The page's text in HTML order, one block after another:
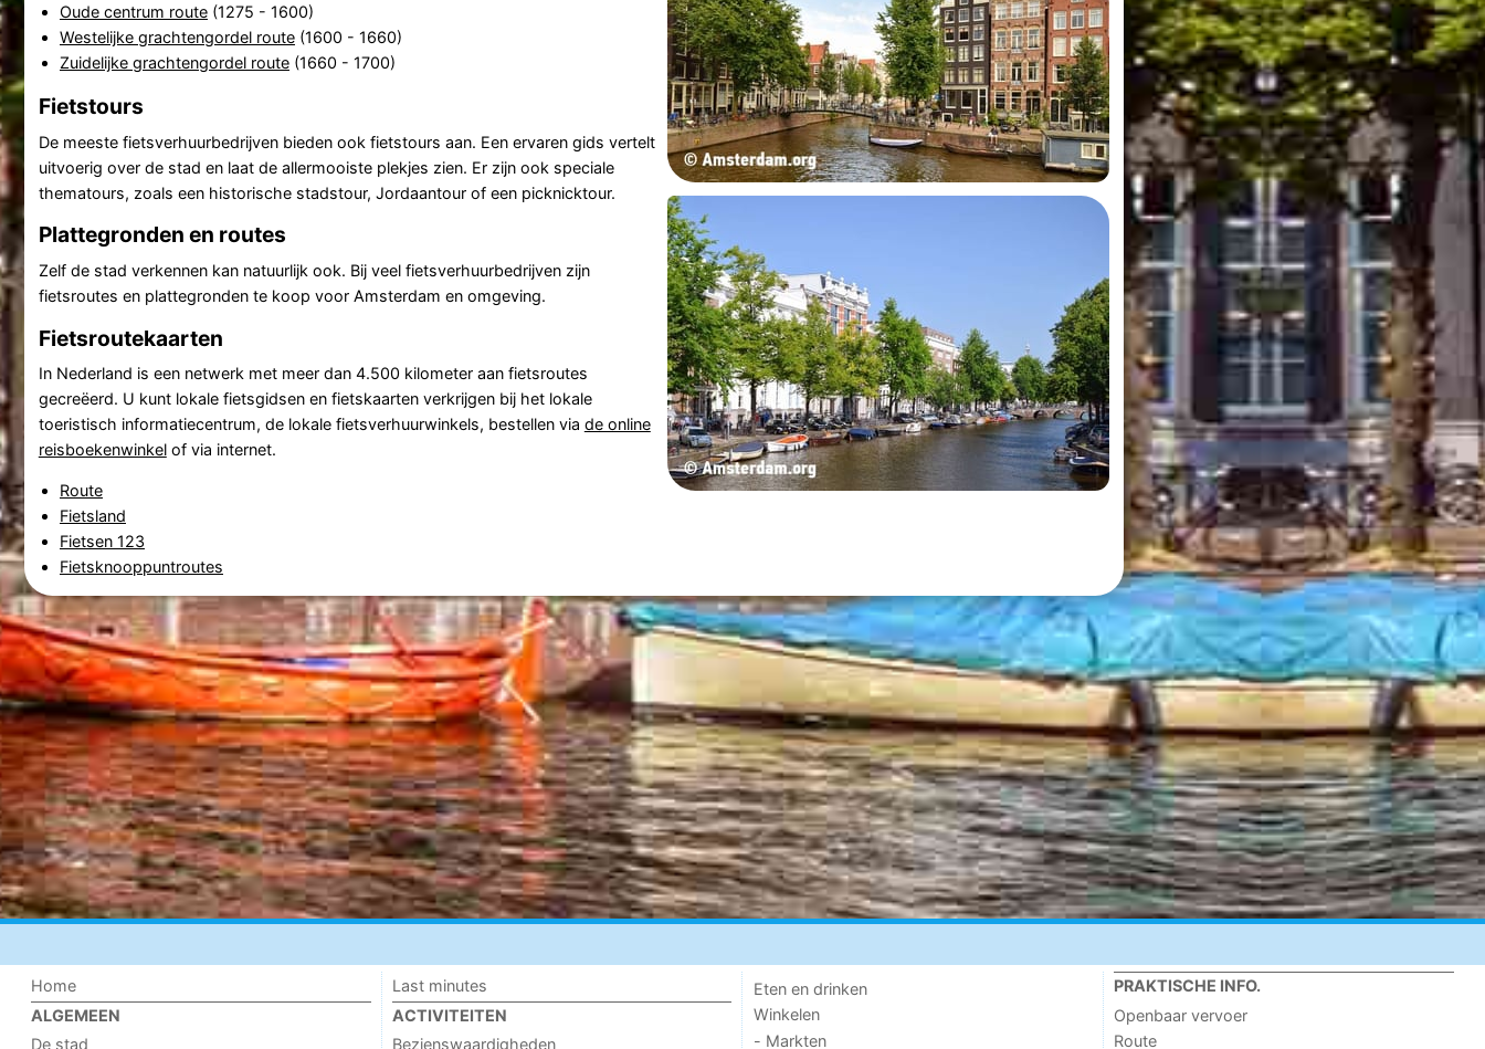
Oude centrum route(1275 - 1600)
Westelijke grachtengordel route(1600 - 1660)
Zuidelijke grachtengordel route(1660 - 1700)
Fietstours
De meeste fietsverhuurbedrijven bieden ook fietstours aan. Een ervaren gids vertelt
uitvoerig over de stad en laat de allermooiste plekjes zien. Er zijn ook speciale
thematours, zoals een historische stadstour, Jordaantour of een picknicktour.
Plattegronden en routes
Zelf de stad verkennen kan natuurlijk ook. Bij veel fietsverhuurbedrijven zijn
fietsroutes en plattegronden te koop voor Amsterdam en omgeving.
Fietsroutekaarten
In Nederland is een netwerk met meer dan 4.500 kilometer aan fietsroutes
gecreëerd. U kunt lokale fietsgidsen en fietskaarten verkrijgen bij het lokale
toeristisch informatiecentrum, de lokale fietsverhuurwinkels, bestellen via de online
reisboekenwinkelof via internet.
Route
Fietsland
Fietsen 123
Fietsknooppuntroutes
Home
ALGEMEEN
De stad
Last minutes
ACTIVITEITEN
Bezienswaardigheden
Eten en drinken
Winkelen
- Markten
PRAKTISCHE INFO.
Openbaar vervoer
Route